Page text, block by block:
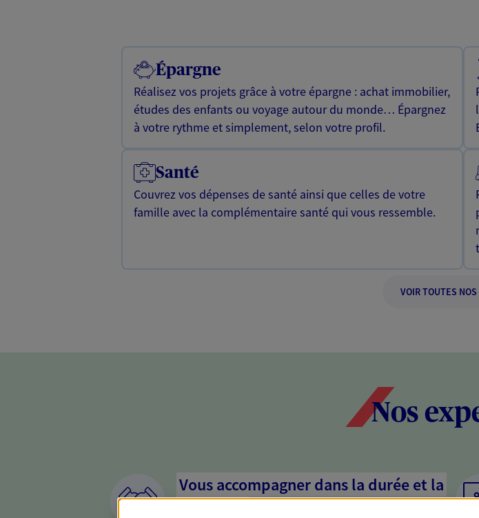
Épargne
Réalisez vos projets grâce à votre épargne : achat immobilier,
études des enfants ou voyage autour du monde… Épargnez
à votre rythme et simplement, selon votre profil.
Santé
Couvrez vos dépenses de santé ainsi que celles de votre
famille avec la complémentaire santé qui vous ressemble.
VOIR TOUTES NOS
Nos
Vous accompagner dans la durée et la
confiance